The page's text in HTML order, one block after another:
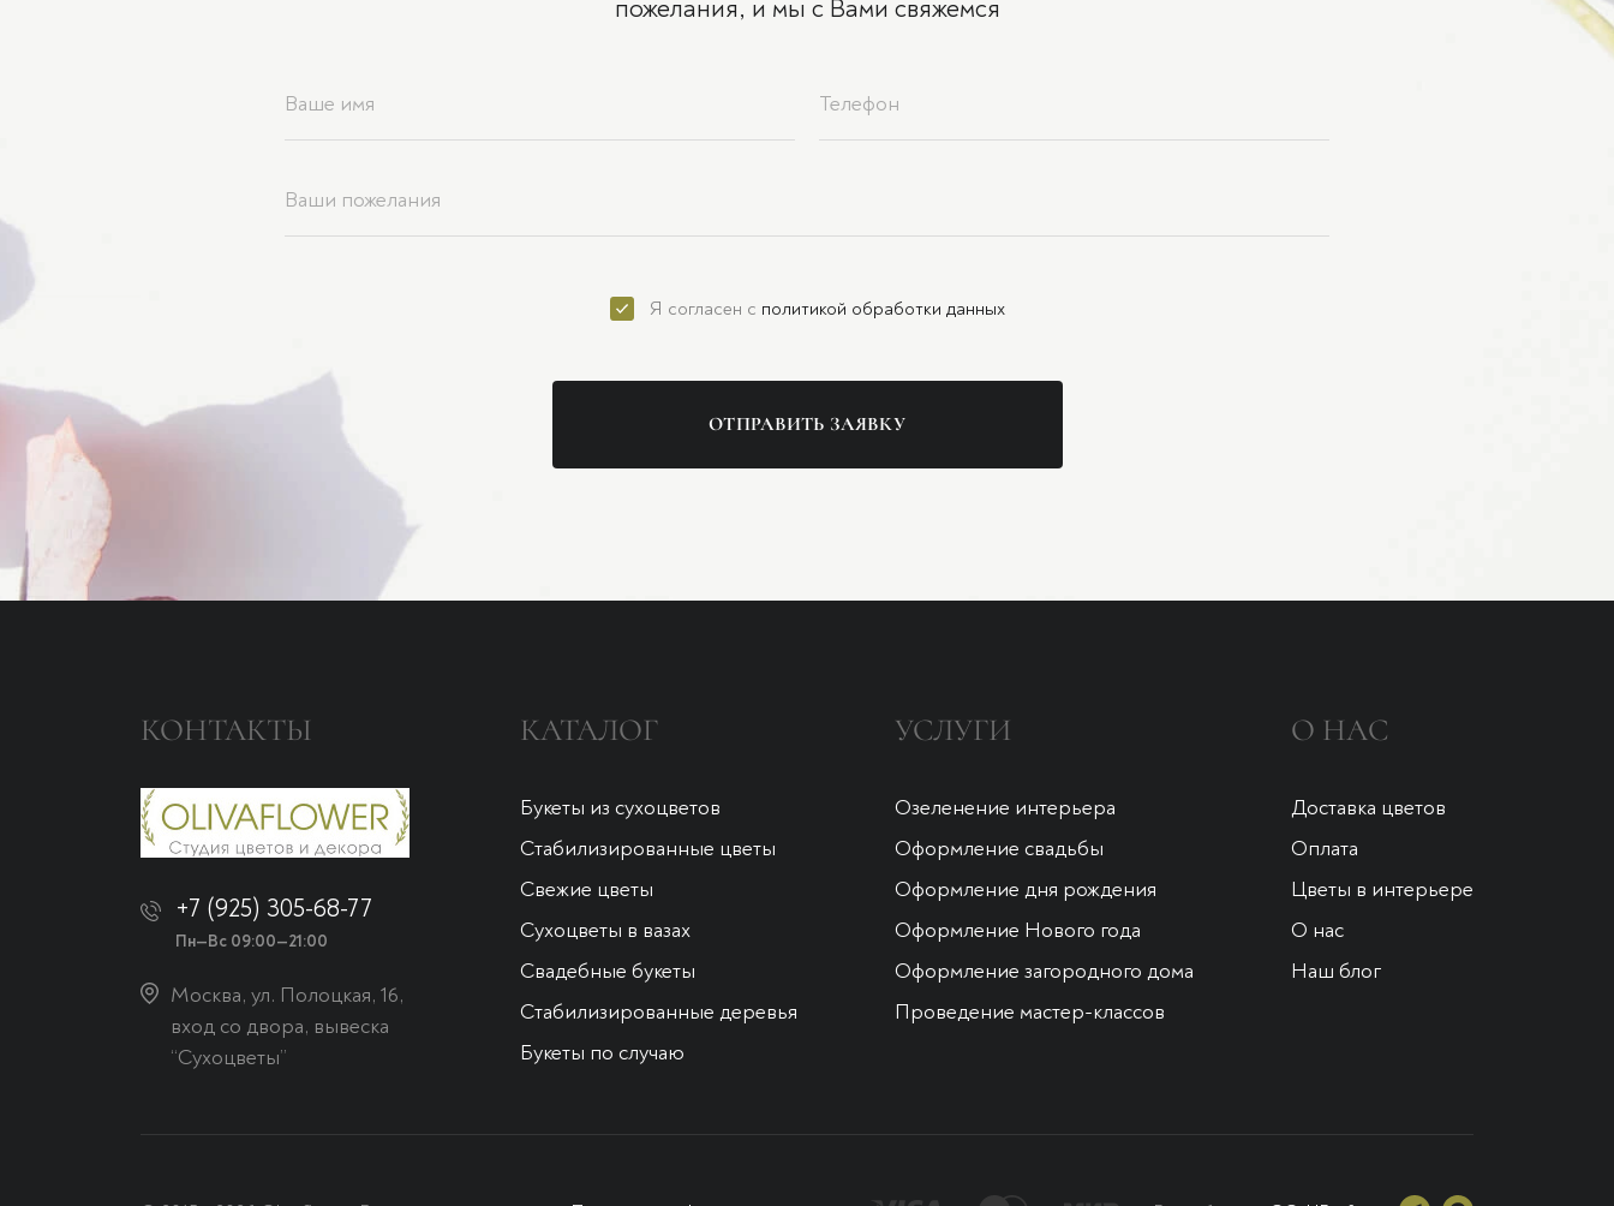
пожелания, и мы с Вами свяжемся
Я согласен с политикой обработки данных
ОТПРАВИТЬ ЗАЯВКУ
КОНТАКТЫ
+7 (925) 305-68-77
Пн—Вс 09:00—21:00
Москва, ул. Полоцкая, 16,
вход со двора, вывеска
“Сухоцветы”
КАТАЛОГ
Букеты из сухоцветов
Стабилизированные цветы
Свежие цветы
Сухоцветы в вазах
Свадебные букеты
Стабилизированные деревья
Букеты по случаю
УСЛУГИ
Озеленение интерьера
Оформление свадьбы
Оформление дня рождения
Оформление Нового года
Оформление загородного дома
Проведение мастер-классов
О НАС
Доставка цветов
Оплата
Цветы в интерьере
О нас
Наш блог